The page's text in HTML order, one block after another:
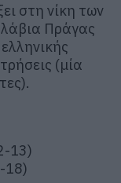
στη νίκη των
Πράγας
(μία
13)
18)